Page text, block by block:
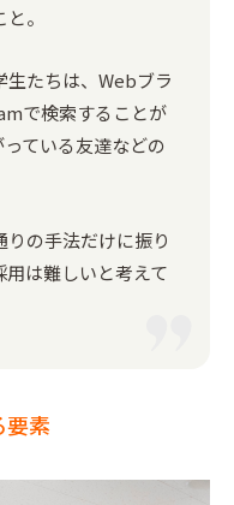
。
生たちは、Webブラ
で検索することが
ている友達などの
の手法だけに振り
は難しいと考えて
要素